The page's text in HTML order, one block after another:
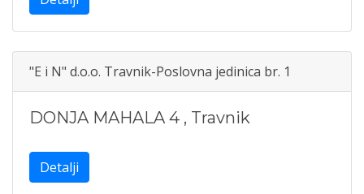
"E i N" d.o.o. Travnik-Poslovna jedinica br. 1
DONJA MAHALA 4 , Travnik
Detalji